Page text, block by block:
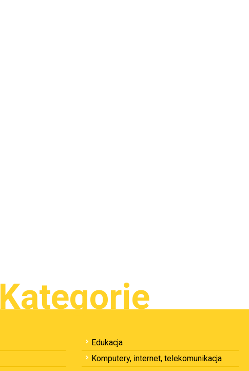
Kategorie
Edukacja
Komputery, internet, telekomunikacja